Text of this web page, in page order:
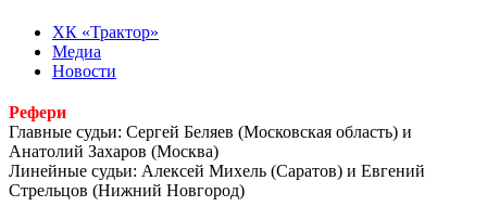
ХК «Трактор»
Медиа
Новости
Рефери
Главные судьи: Сергей Беляев (Московская область) и
Анатолий Захаров (Москва)
Линейные судьи: Алексей Михель (Саратов) и Евгений
Стрельцов (Нижний Новгород)